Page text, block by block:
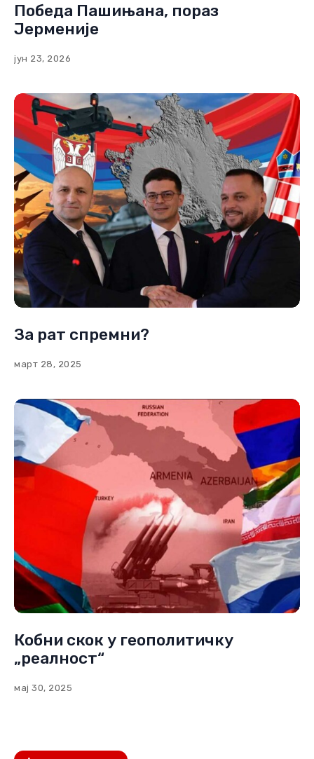
Победа Пашињана, пораз
Јерменије
јун 23, 2026
За рат спремни?
март 28, 2025
Кобни скок у геополитичку
„реалност“
мај 30, 2025